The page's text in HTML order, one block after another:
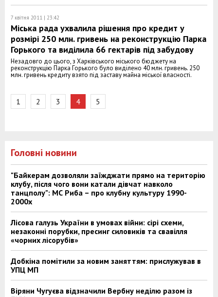
7 квітня 2011 | 23:42
Міська рада ухвалила рішення про кредит у
розмірі 250 млн. гривень на реконструкцію Парка
Горького та виділила 66 гектарів під забудову
Незадовго до цього, з Харківського міського бюджету на
реконструкцію Парка Горького було виділено 40 млн. гривень. 250
млн. гривень кредиту взято під заставу майна міської власності.
1 2 3 4 5
Головні новини
"Байкерам дозволяли заїжджати прямо на територію
клубу, після чого вони катали дівчат навколо
танцполу": МС Риба – про клубну культуру 1990-
2000х
Лісова галузь України в умовах війни: сірі схеми,
незаконні порубки, пресинг силовиків та свавілля
«чорних лісорубів»
Добкіна помітили за новим заняттям: прислужував в
УПЦ МП
Віряни Чугуєва відзначили Вербну неділю разом із